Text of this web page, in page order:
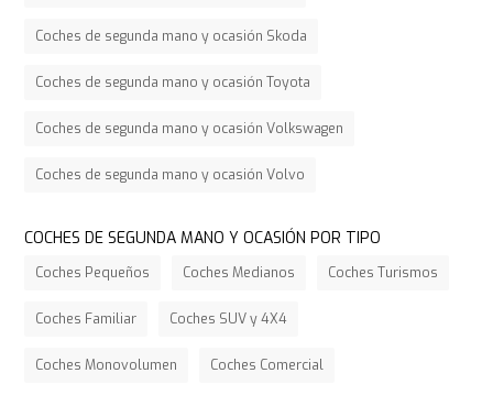
Coches de segunda mano y ocasión Skoda
Coches de segunda mano y ocasión Toyota
Coches de segunda mano y ocasión Volkswagen
Coches de segunda mano y ocasión Volvo
COCHES DE SEGUNDA MANO Y OCASIÓN POR TIPO
Coches Pequeños Coches Medianos Coches Turismos
Coches Familiar Coches SUV y 4X4
Coches Monovolumen Coches Comercial